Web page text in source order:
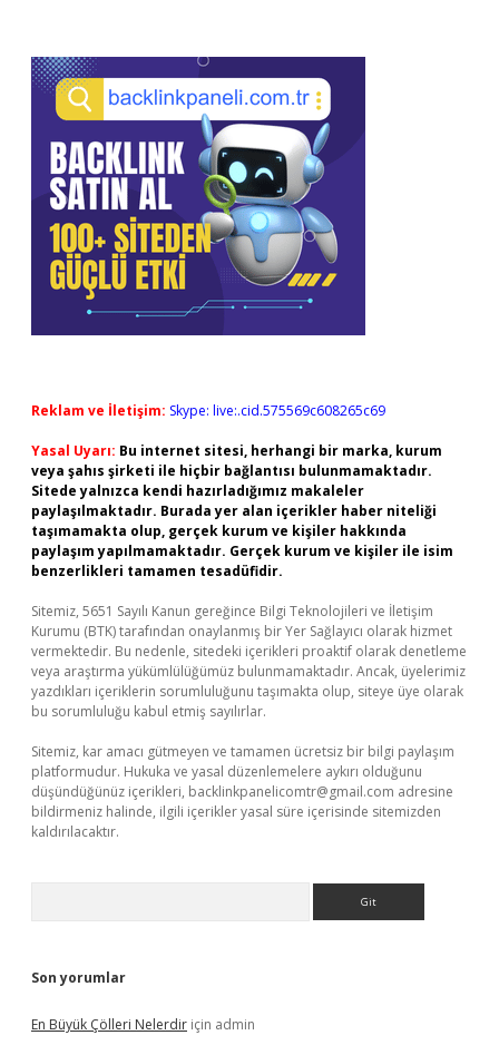
Reklam ve İletişim: Skype: live:.cid.575569c608265c69
Yasal Uyarı: Bu internet sitesi, herhangi bir marka, kurum
veya şahıs şirketi ile hiçbir bağlantısı bulunmamaktadır.
Sitede yalnızca kendi hazırladığımız makaleler
paylaşılmaktadır. Burada yer alan içerikler haber niteliği
taşımamakta olup, gerçek kurum ve kişiler hakkında
paylaşım yapılmamaktadır. Gerçek kurum ve kişiler ile isim
benzerlikleri tamamen tesadüfidir.
Sitemiz, 5651 Sayılı Kanun gereğince Bilgi Teknolojileri ve İletişim
Kurumu (BTK) tarafından onaylanmış bir Yer Sağlayıcı olarak hizmet
vermektedir. Bu nedenle, sitedeki içerikleri proaktif olarak denetleme
veya araştırma yükümlülüğümüz bulunmamaktadır. Ancak, üyelerimiz
yazdıkları içeriklerin sorumluluğunu taşımakta olup, siteye üye olarak
bu sorumluluğu kabul etmiş sayılırlar.
Sitemiz, kar amacı gütmeyen ve tamamen ücretsiz bir bilgi paylaşım
platformudur. Hukuka ve yasal düzenlemelere aykırı olduğunu
düşündüğünüz içerikleri, backlinkpanelicomtr@gmail.com adresine
bildirmeniz halinde, ilgili içerikler yasal süre içerisinde sitemizden
kaldırılacaktır.
Son yorumlar
En Büyük Çölleri Nelerdir için admin